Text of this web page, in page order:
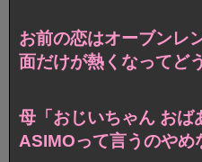
お前の恋はオーブンレ
面だけが熱くなって
母「おじいちゃん おば
ASIMOって言うのや